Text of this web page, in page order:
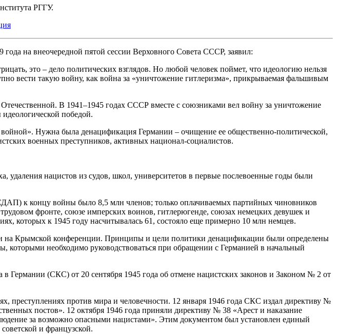
РГГУ.
на внеочередной пятой сессии Верховного Совета СССР, заявил:
это – дело политических взглядов. Но любой человек поймет, что идеологию нельзя
вести такую войну, как война за «уничтожение гитлеризма», прикрываемая фальшивым
В 1941–1945 годах СССР вместе с союзниками вел войну за уничтожение
победой.
Нужна была денацификация Германии – очищение ее общественно-политической,
военных преступников, активных национал-социалистов.
удаления нацистов из судов, школ, университетов в первые послевоенные годы были
к концу войны было 8,5 млн членов; только оплачиваемых партийных чиновников
фронте, союзе имперских воинов, гитлерюгенде, союзах немецких девушек и
которых к 1945 году насчитывалась 61, состояло еще примерно 10 млн немцев.
Крымской конференции. Принципы и цели политики денацификации были определены
необходимо руководствоваться при обращении с Германией в начальный
Германии (СКС) от 20 сентября 1945 года об отмене нацистских законов и Законом № 2 от
преступлениях против мира и человечности. 12 января 1946 года СКС издал директиву №
постов». 12 октября 1946 года приняли директиву № 38 «Арест и наказание
за возможно опасными нацистами». Этим документом был установлен единый
и французской.